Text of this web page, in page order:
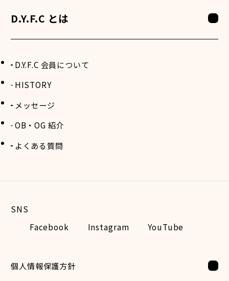
D.Y.F.C とは
D.Y.F.C 会員について
HISTORY
メッセージ
OB・OG 紹介
よくある質問
Facebook Instagram YouTube
個人情報保護方針